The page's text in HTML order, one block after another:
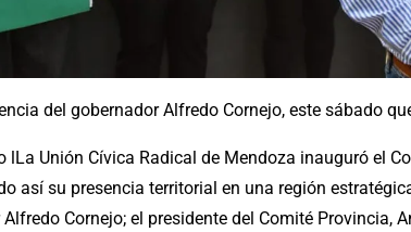
del gobernador Alfredo Cornejo, este sábado
lLa Unión Cívica Radical de Mendoza inauguró el
así su presencia territorial en una región
Cornejo; el presidente del Comité Provincia,